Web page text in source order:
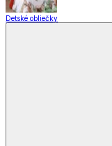
Detské obliečky